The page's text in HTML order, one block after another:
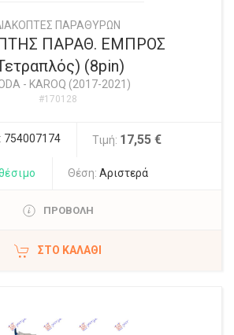
ΠΑΡΑΘΥΡΩΝ
ΠΑΡΑΘ. ΕΜΠΡΟΣ
(8pin)
- KAROQ (2017-2021)
#170128
754007174 Τιμή: 17,55 €
Θέση: Αριστερά
ΠΡΟΒΟΛΗ
ΣΤΟ ΚΑΛΆΘΙ